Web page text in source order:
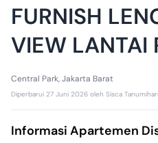
FURNISH
VIEW LANTAI
Central Park, Jakarta Barat
Diperbarui 27 Juni 2026 oleh Sisca
Informasi Apartemen